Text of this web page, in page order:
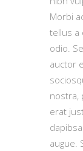
Morbi
tellus a
odio.
auctor
nostra,
erat
augue.